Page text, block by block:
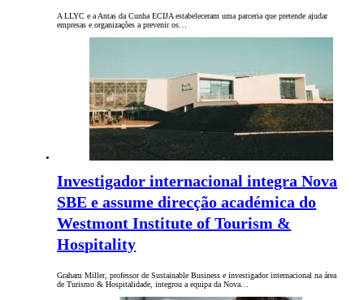
A LLYC e a Antas da Cunha ECIJA estabeleceram uma parceria que pretende ajudar
empresas e organizações a prevenir os…
Investigador internacional integra Nova
SBE e assume direcção académica do
Westmont Institute of Tourism &
Hospitality
Graham Miller, professor de Sustainable Business e investigador internacional na área
de Turismo & Hospitalidade, integrou a equipa da Nova…